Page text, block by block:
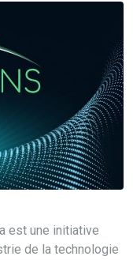
est une initiative
de la technologie